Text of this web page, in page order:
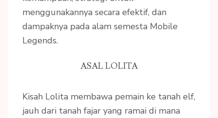
menggunakannya secara efektif, dan
dampaknya pada alam semesta Mobile
Legends.
ASAL LOLITA
Kisah Lolita membawa pemain ke tanah elf,
jauh dari tanah fajar yang ramai di mana